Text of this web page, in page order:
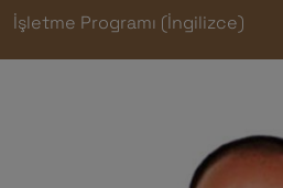
İşletme Programı (İngilizce)